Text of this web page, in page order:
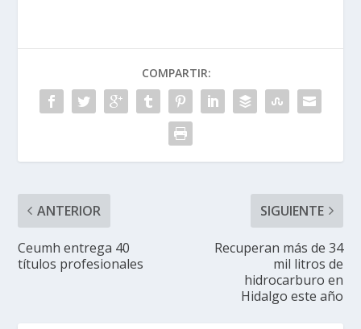
COMPARTIR:
ANTERIOR
Ceumh entrega 40
títulos profesionales
SIGUIENTE
Recuperan más de 34
mil litros de
hidrocarburo en
Hidalgo este año